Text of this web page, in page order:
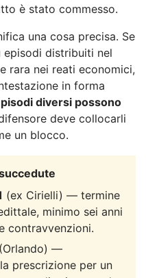
è stato commesso.
una cosa precisa. Se
episodi distribuiti nel
nei reati economici,
in forma
diversi possono
deve collocarli
un blocco.
(ex Cirielli) — termine
minimo sei anni
contravvenzioni.
(Orlando) —
prescrizione per un